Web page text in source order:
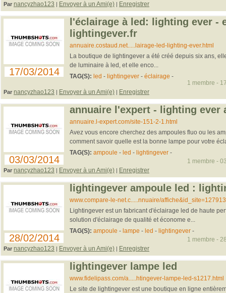
Par nancyzhao123 | Envoyer à un Ami(e) | Enregistrer
17/03/2014
l'éclairage à led: lighting ever -
lightingever.fr
annuaire.costaud.net.....lairage-led-lighting-ever.html
La boutique de lightingever a été créé depuis six ans,
de luminaire à led, et elle enco...
TAG(S): led - lightingever- éclairage -
Par nancyzhao123 | Envoyer à un Ami(e) | Enregistrer
1 membre -
03/03/2014
annuaire l'expert - lighting ever
annuaire.l-expert.com/site-151-2-1.html
Avez vous encore cherchez des ampoules fluo ou les
comment savoir quelle est la bonne lampe pour votre
TAG(S): ampoule - led - lightingever-
Par nancyzhao123 | Envoyer à un Ami(e) | Enregistrer
1 membre -
28/02/2014
lightingever ampoule led :
www.compare-le-net.c.....nnuaire/affiche&id_site=127913
Lightingever est un fabricant d'éclairage led de haute
solution d'éclairage de qualité et économe e...
TAG(S): ampoule - lampe - led - lightingever-
Par nancyzhao123 | Envoyer à un Ami(e) | Enregistrer
1 membre -
lightingever lampe led
www.fidelipass.com/a.....htingever-lampe-led-s1217.html
Le site de lightingever est une boutique en ligne